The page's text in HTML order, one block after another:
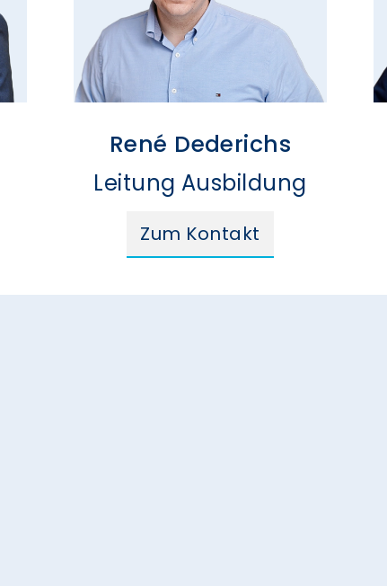
René Dederichs
Leitung Ausbildung
Zum Kontakt